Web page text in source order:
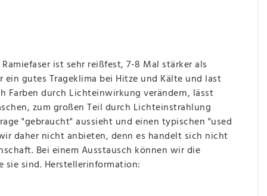
ist sehr reißfest, 7-8 Mal stärker als
gutes Trageklima bei Hitze und Kälte und last
Farben durch Lichteinwirkung verändern, lässt
zum großen Teil durch Lichteinstrahlung
"gebraucht" aussieht und einen typischen "used
daher nicht anbieten, denn es handelt sich nicht
Bei einem Ausstausch können wir die
sie sind. Herstellerinformation: